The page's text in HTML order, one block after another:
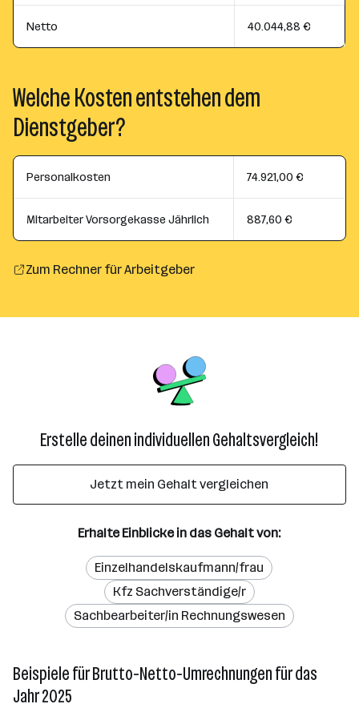
Netto 40.044,88 €
Welche Kosten entstehen dem
Dienstgeber?
Personalkosten 74.921,00 €
Mitarbeiter Vorsorgekasse Jährlich 887,60 €
Zum Rechner für Arbeitgeber
Erstelle deinen individuellen Gehaltsvergleich!
Jetzt mein Gehalt vergleichen
Erhalte Einblicke in das Gehalt von:
Einzelhandelskaufmann/frau
Kfz Sachverständige/r
Sachbearbeiter/in Rechnungswesen
Beispiele für Brutto-Netto-Umrechnungen für das
Jahr 2025